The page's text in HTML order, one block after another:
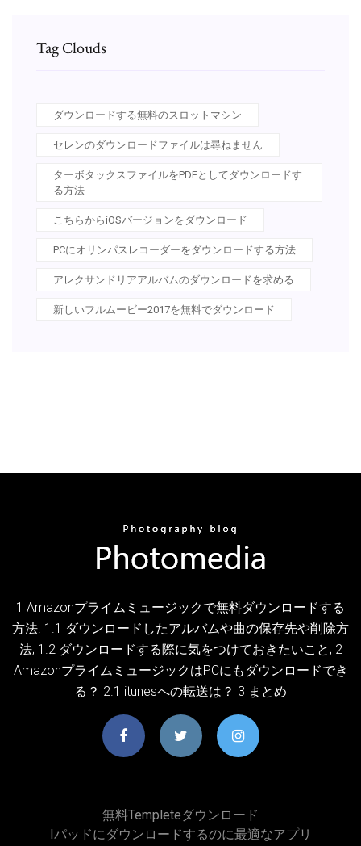
Tag Clouds
ダウンロードする無料のスロットマシン
セレンのダウンロードファイルは尋ねません
ターボタックスファイルをPDFとしてダウンロードす
る方法
こちらからiOSバージョンをダウンロード
PCにオリンパスレコーダーをダウンロードする方法
アレクサンドリアアルバムのダウンロードを求める
新しいフルムービー2017を無料でダウンロード
1 Amazonプライムミュージックで無料ダウンロードする
方法. 1.1 ダウンロードしたアルバムや曲の保存先や削除方
法; 1.2 ダウンロードする際に気をつけておきたいこと; 2
AmazonプライムミュージックはPCにもダウンロードでき
る？ 2.1 itunesへの転送は？ 3 まとめ
無料templeteダウンロード
Iパッドにダウンロードするのに最適なアプリ